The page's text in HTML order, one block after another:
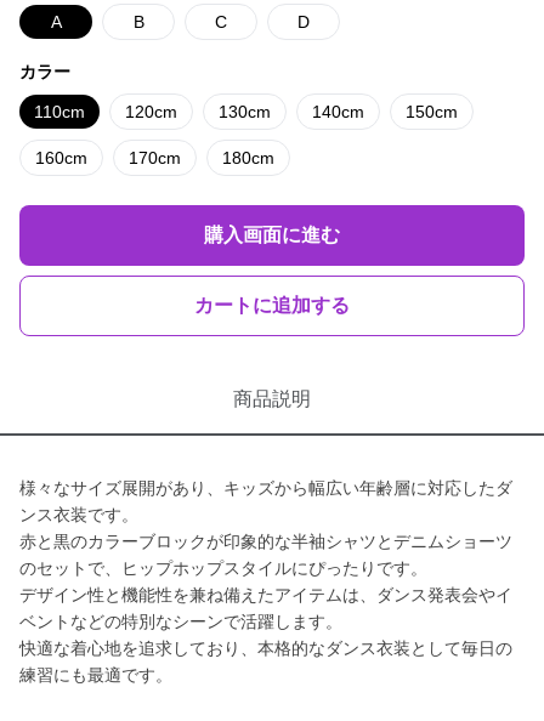
A B C D
カラー
110cm 120cm 130cm 140cm 150cm
160cm 170cm 180cm
購入画面に進む
カートに追加する
商品説明
様々なサイズ展開があり、キッズから幅広い年齢層に対応したダ
ンス衣装です。
赤と黒のカラーブロックが印象的な半袖シャツとデニムショーツ
のセットで、ヒップホップスタイルにぴったりです。
デザイン性と機能性を兼ね備えたアイテムは、ダンス発表会やイ
ベントなどの特別なシーンで活躍します。
快適な着心地を追求しており、本格的なダンス衣装として毎日の
練習にも最適です。